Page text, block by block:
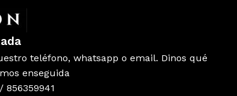
CENTRALES BANDA ANCHA
PAUS TOMAS
teléfono, whatsapp o email. Dinos qué
enseguida
856359941